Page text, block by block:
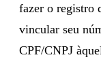
fazer o registro
vincular seu
CPF/CNPJ